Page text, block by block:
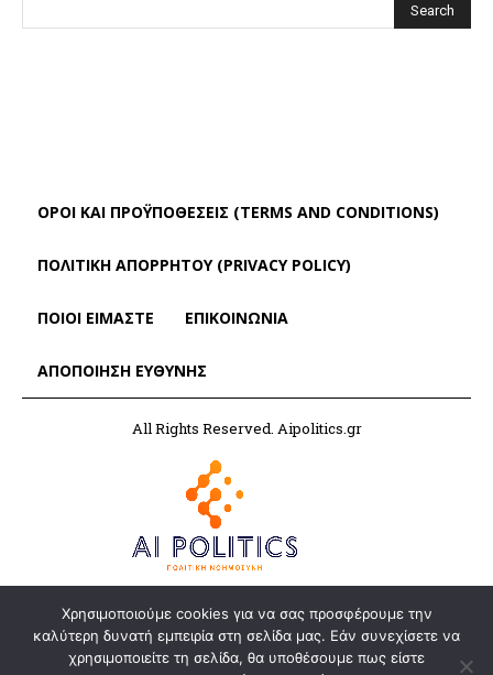
Search
ΌΡΟΙ ΚΑΙ ΠΡΟΫΠΟΘΈΣΕΙΣ (TERMS AND CONDITIONS)
ΠΟΛΙΤΙΚΗ ΑΠΟΡΡΗΤΟΥ (PRIVACY POLICY)
ΠΟΙΟΙ ΕΙΜΑΣΤΕ ΕΠΙΚΟΙΝΩΝΙΑ
ΑΠΟΠΟΊΗΣΗ ΕΥΘΎΝΗΣ
All Rights Reserved. Aipolitics.gr
Χρησιμοποιούμε cookies για να σας προσφέρουμε την
καλύτερη δυνατή εμπειρία στη σελίδα μας. Εάν συνεχίσετε να
χρησιμοποιείτε τη σελίδα, θα υποθέσουμε πως είστε